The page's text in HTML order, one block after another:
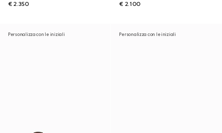
€ 2.350
€ 2.100
Personalizza con le iniziali Personalizza con le iniziali